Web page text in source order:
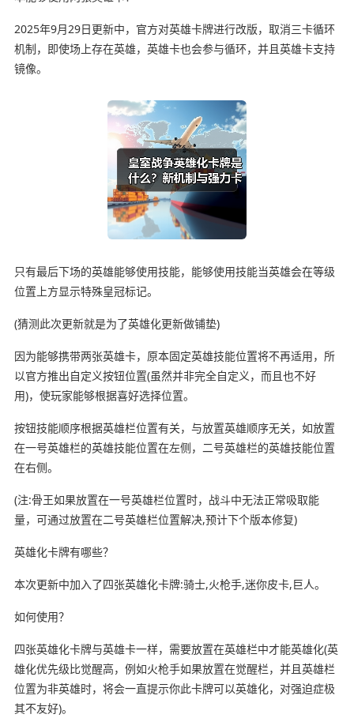
2025年9月29日更新中，官方对英雄卡牌进行改版，取消三卡循环
机制，即使场上存在英雄，英雄卡也会参与循环，并且英雄卡支持
镜像。
只有最后下场的英雄能够使用技能，能够使用技能当英雄会在等级
位置上方显示特殊皇冠标记。
(猜测此次更新就是为了英雄化更新做铺垫)
因为能够携带两张英雄卡，原本固定英雄技能位置将不再适用，所
以官方推出自定义按钮位置(虽然并非完全自定义，而且也不好
用)，使玩家能够根据喜好选择位置。
按钮技能顺序根据英雄栏位置有关，与放置英雄顺序无关，如放置
在一号英雄栏的英雄技能位置在左侧，二号英雄栏的英雄技能位置
在右侧。
(注:骨王如果放置在一号英雄栏位置时，战斗中无法正常吸取能
量，可通过放置在二号英雄栏位置解决,预计下个版本修复)
英雄化卡牌有哪些？
本次更新中加入了四张英雄化卡牌:骑士,火枪手,迷你皮卡,巨人。
如何使用？
四张英雄化卡牌与英雄卡一样，需要放置在英雄栏中才能英雄化(英
雄化优先级比觉醒高，例如火枪手如果放置在觉醒栏，并且英雄栏
位置为非英雄时，将会一直提示你此卡牌可以英雄化，对强迫症极
其不友好)。